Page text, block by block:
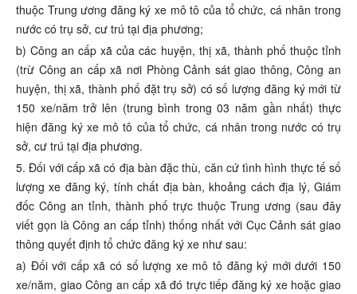
thuộc Trung ương đăng ký xe mô tô của tổ chức, cá nhân trong
nước có trụ sở, cư trú tại địa phương;
b) Công an cấp xã của các huyện, thị xã, thành phố thuộc tỉnh
(trừ Công an cấp xã nơi Phòng Cảnh sát giao thông, Công an
huyện, thị xã, thành phố đặt trụ sở) có số lượng đăng ký mới từ
150 xe/năm trở lên (trung bình trong 03 năm gần nhất) thực
hiện đăng ký xe mô tô của tổ chức, cá nhân trong nước có trụ
sở, cư trú tại địa phương.
5. Đối với cấp xã có địa bàn đặc thù, căn cứ tình hình thực tế số
lượng xe đăng ký, tính chất địa bàn, khoảng cách địa lý, Giám
đốc Công an tỉnh, thành phố trực thuộc Trung ương (sau đây
viết gọn là Công an cấp tỉnh) thống nhất với Cục Cảnh sát giao
thông quyết định tổ chức đăng ký xe như sau:
a) Đối với cấp xã có số lượng xe mô tô đăng ký mới dưới 150
xe/năm, giao Công an cấp xã đó trực tiếp đăng ký xe hoặc giao